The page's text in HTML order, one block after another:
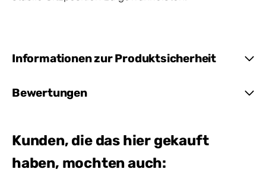
Informationen zur Produktsicherheit
Bewertungen
Kunden, die das hier gekauft
haben, mochten auch: